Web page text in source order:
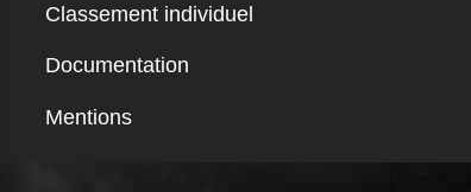
Classement individuel
Documentation
Mentions